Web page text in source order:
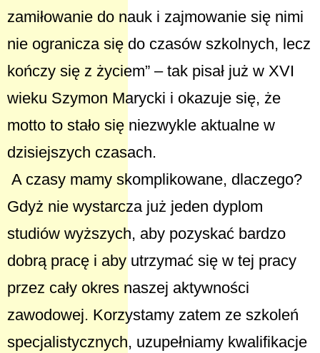
zamiłowanie do nauk i zajmowanie się nimi
nie ogranicza się do czasów szkolnych, lecz
kończy się z życiem” – tak pisał już w XVI
wieku Szymon Marycki i okazuje się, że
motto to stało się niezwykle aktualne w
dzisiejszych czasach.
A czasy mamy skomplikowane, dlaczego?
Gdyż nie wystarcza już jeden dyplom
studiów wyższych, aby pozyskać bardzo
dobrą pracę i aby utrzymać się w tej pracy
przez cały okres naszej aktywności
zawodowej. Korzystamy zatem ze szkoleń
specjalistycznych, uzupełniamy kwalifikacje